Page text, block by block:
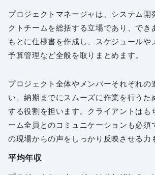
プロジェクトマネージャは、システム開
クトチームを総括する立場であり、でき
もとに仕様書を作成し、スケジュールや
予算管理など全般を取りまとめます。
プロジェクト全体やメンバーそれぞれの
い、納期までにスムーズに作業を行うた
する役割を担います。クライアントはも
ーム全員とのコミュニケーションも必須
の現場からの声をしっかり反映させる力
平均年収